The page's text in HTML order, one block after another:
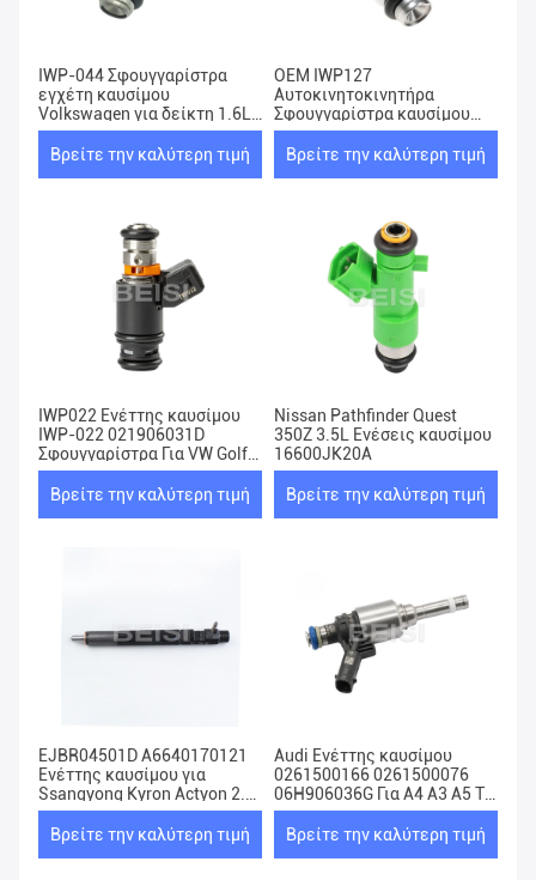
IWP-044 Σφουγγαρίστρα
εγχέτη καυσίμου
Volkswagen για δείκτη 1.6L
1.8L 1998-2004 IWP044
Βρείτε την καλύτερη τιμή
OEM IWP127
Αυτοκινητοκινητήρα
Σφουγγαρίστρα καυσίμου
Ecosport 1.6L 2003-2006
Ford Fiesta Σφουγγαρίστρα
Βρείτε την καλύτερη τιμή
IWP022 Ενέττης καυσίμου
IWP-022 021906031D
Σφουγγαρίστρα Για VW Golf
Passat Jetta EuroVan
Βρείτε την καλύτερη τιμή
Nissan Pathfinder Quest
350Z 3.5L Ενέσεις καυσίμου
16600JK20A
Βρείτε την καλύτερη τιμή
EJBR04501D A6640170121
Ενέττης καυσίμου για
Ssangyong Kyron Actyon 2.0
Xdi
Βρείτε την καλύτερη τιμή
Audi Ενέττης καυσίμου
0261500166 0261500076
06H906036G Για A4 A3 A5 TT
VW 2.0
Βρείτε την καλύτερη τιμή